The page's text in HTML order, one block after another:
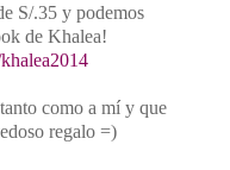
S/.35 y podemos
de Khalea!
como a mí y que
regalo =)